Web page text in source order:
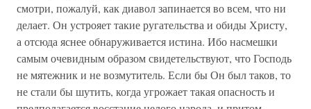
смотри, пожалуй, как диавол запинается во всем, что ни
делает. Он устрояет такие ругательства и обиды Христу,
а отсюда яснее обнаруживается истина. Ибо насмешки
самым очевидным образом свидетельствуют, что Господь
не мятежник и не возмутитель. Если бы Он был таков, то
не стали бы шутить, когда угрожает такая опасность и